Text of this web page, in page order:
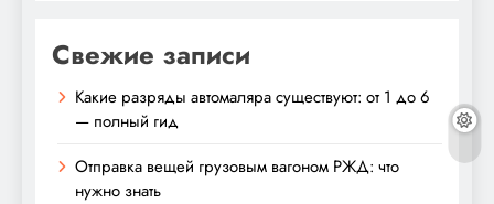
Свежие записи
Какие разряды автомаляра существуют: от 1 до 6
— полный гид
Отправка вещей грузовым вагоном РЖД: что
нужно знать